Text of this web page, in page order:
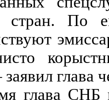
стран. По
глава
глава СНБ